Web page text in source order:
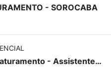
- SOROCABA
Assistente de Faturamento - Assistente Administrativo